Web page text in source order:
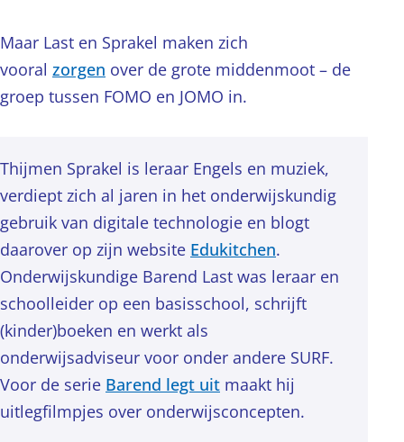
Maar Last en Sprakel maken zich
vooral zorgen over de grote middenmoot – de
groep tussen FOMO en JOMO in.
Thijmen Sprakel is leraar Engels en muziek,
verdiept zich al jaren in het onderwijskundig
gebruik van digitale technologie en blogt
daarover op zijn website Edukitchen.
Onderwijskundige Barend Last was leraar en
schoolleider op een basisschool, schrijft
(kinder)boeken en werkt als
onderwijsadviseur voor onder andere SURF.
Voor de serie Barend legt uit maakt hij
uitlegfilmpjes over onderwijsconcepten.